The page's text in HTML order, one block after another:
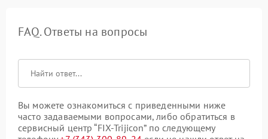
FAQ. Ответы на вопросы
Вы можете ознакомиться с приведенными ниже
часто задаваемыми вопросами, либо обратиться в
сервисный центр “FIX-Trijicon” по следующему